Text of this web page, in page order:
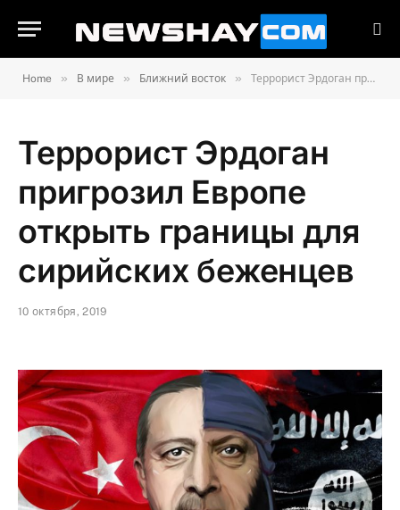
Home » В мире » Ближний восток » Террорист Эрдоган пригрозил Европе открыть границы для сирийских беженцев
Террорист Эрдоган
пригрозил Европе
открыть границы для
сирийских беженцев
10 октября, 2019